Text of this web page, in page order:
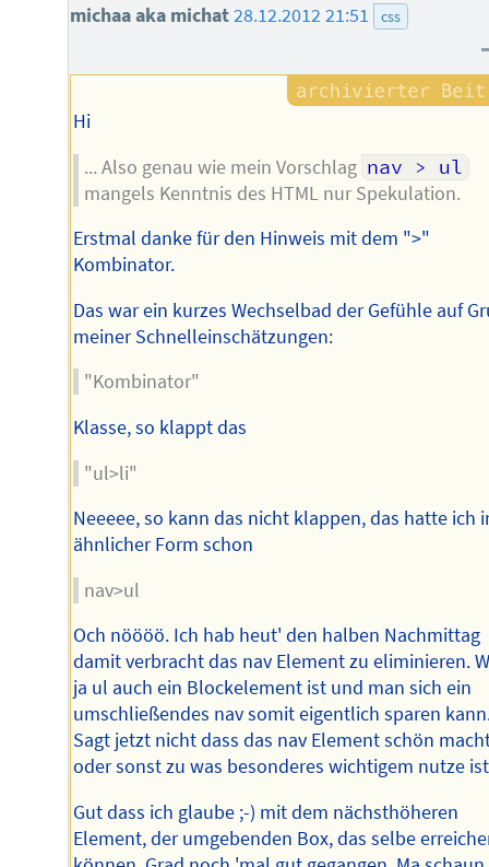
michaa aka michat28.12.2012 21:51 css
Hi
... Also genau wie mein Vorschlag nav > ul
mangels Kenntnis des HTML nur Spekulation.
Erstmal danke für den Hinweis mit dem ">"
Kombinator.
Das war ein kurzes Wechselbad der Gefühle auf
meiner Schnelleinschätzungen:
"Kombinator"
Klasse, so klappt das
"ul>li"
Neeeee, so kann das nicht klappen, das hatte ich
ähnlicher Form schon
nav>ul
Och nöööö. Ich hab heut' den halben Nachmittag
damit verbracht das nav Element zu eliminieren.
ja ul auch ein Blockelement ist und man sich ein
umschließendes nav somit eigentlich sparen
Sagt jetzt nicht dass das nav Element schön
oder sonst zu was besonderes wichtigem nutze
Gut dass ich glaube ;-) mit dem nächsthöheren
Element, der umgebenden Box, das selbe